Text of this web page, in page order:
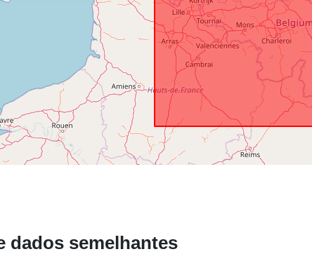
dados semelhantes